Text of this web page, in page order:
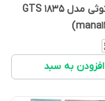
اسپیکر بلوتوثی مدل GTS 1835
افزودن به سبد